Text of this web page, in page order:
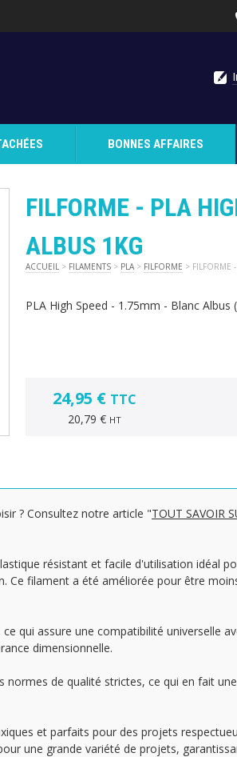
BONNES AFFAIRES
FILFORME - PLA
ALBUS 1KG
ACCUEIL > FILAMENTS > PLA > FILFORME > FILFORME
PLA High Speed - 1.75mm - Blanc Albus
24,95 € TTC
20,79 € HT
? Consultez notre article "TOUT SAVOIR
résistant et facile d'utilisation idéal
Ce filament a été améliorée pour être
qui assure une compatibilité universelle
dimensionnelle.
normes de qualité strictes, ce qui en fait
et parfaits pour des projets
une grande variété de projets,